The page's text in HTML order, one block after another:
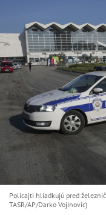
Policajti hliadkujú pred
TASR/AP/Darko Vojinovic)